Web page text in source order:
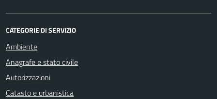
CATEGORIE DI SERVIZIO
Ambiente
Anagrafe e stato civile
Autorizzazioni
Catasto e urbanistica